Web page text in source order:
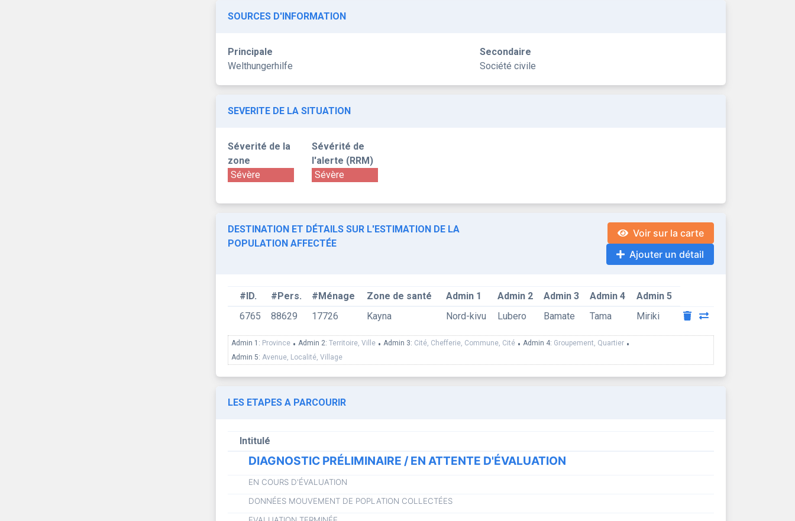
SOURCES D'INFORMATION
Principale
Welthungerhilfe
Secondaire
Société civile
SEVERITE DE LA SITUATION
Séverité de la
zone
Sévère
Sévérité de
l'alerte (RRM)
Sévère
DESTINATION ET DÉTAILS SUR L'ESTIMATION DE LA
POPULATION AFFECTÉE
Voir sur la carte
Ajouter un détail
#ID. #Pers. #Ménage Zone de santé Admin 1 Admin 2 Admin 3 Admin 4
Admin 5
6765
88629 17726 Kayna Nord-kivu Lubero Bamate Tama Miriki
Admin 1: Province • Admin 2: Territoire, Ville • Admin 3: Cité, Chefferie, Commune, Cité • Admin 4: Groupement, Quartier •
Admin 5: Avenue, Localité, Village
LES ETAPES A PARCOURIR
Intitulé
DIAGNOSTIC PRÉLIMINAIRE / EN ATTENTE D'ÉVALUATION
EN COURS D'ÉVALUATION
DONNÉES MOUVEMENT DE POPLATION COLLECTÉES